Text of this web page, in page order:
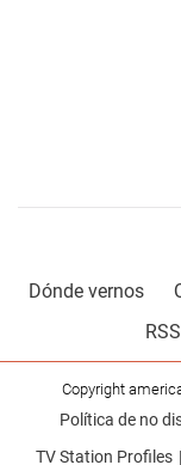
Dónde vernos
RSS
Copyright
Política de no
TV Station Profiles